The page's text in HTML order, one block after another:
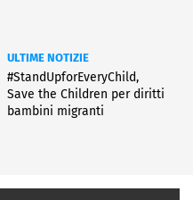
ULTIME NOTIZIE
#StandUpforEveryChild,
Save the Children per diritti
bambini migranti